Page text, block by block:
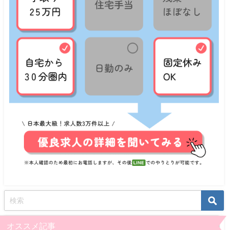
オススメ記事